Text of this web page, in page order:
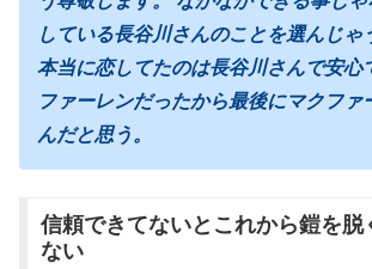
している長谷川さんのことを選んじゃ
本当に恋してたのは長谷川さんで安心
ファーレンだったから最後にマクファ
んだと思う。
信頼できてないとこれから鎧を脱
ない